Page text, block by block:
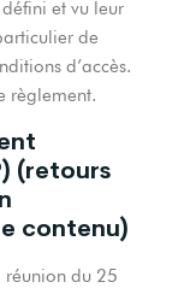
défini et vu leur
de
d’accès.
règlement.
(retours
contenu)
du 25